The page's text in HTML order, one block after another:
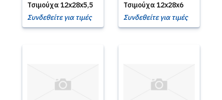
Τσιμούχα 12x28x5,5
Συνδεθείτε για τιμές
Τσιμούχα 12x28x6
Συνδεθείτε για τιμές